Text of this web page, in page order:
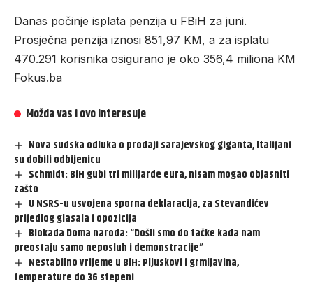
Danas počinje isplata penzija u FBiH za juni.
Prosječna penzija iznosi 851,97 KM, a za isplatu
470.291 korisnika osigurano je oko 356,4 miliona KM
Fokus.ba
Možda vas i ovo interesuje
Nova sudska odluka o prodaji sarajevskog giganta, Italijani
su dobili odbijenicu
Schmidt: BiH gubi tri milijarde eura, nisam mogao objasniti
zašto
U NSRS-u usvojena sporna deklaracija, za Stevandićev
prijedlog glasala i opozicija
Blokada Doma naroda: “Došli smo do tačke kada nam
preostaju samo neposluh i demonstracije”
Nestabilno vrijeme u BiH: Pljuskovi i grmljavina,
temperature do 36 stepeni